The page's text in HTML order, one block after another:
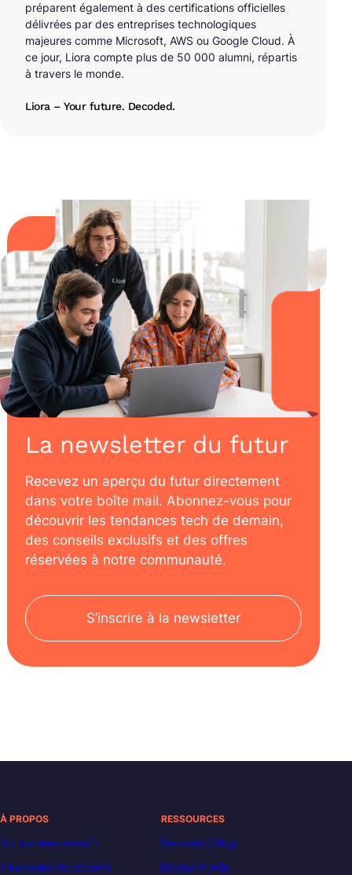
préparent également à des certifications officielles
délivrées par des entreprises technologiques
majeures comme Microsoft, AWS ou Google Cloud. À
ce jour, Liora compte plus de 50 000 alumni, répartis
à travers le monde.
Liora – Your future. Decoded.
La newsletter du futur
Recevez un aperçu du futur directement
dans votre boîte mail. Abonnez-vous pour
découvrir les tendances tech de demain,
des conseils exclusifs et des offres
réservées à notre communauté.
S’inscrire à la newsletter
À PROPOS
Qui sommes-nous ?
Financements et tarifs
RESSOURCES
Decoded | Blog
Découvrir n8n